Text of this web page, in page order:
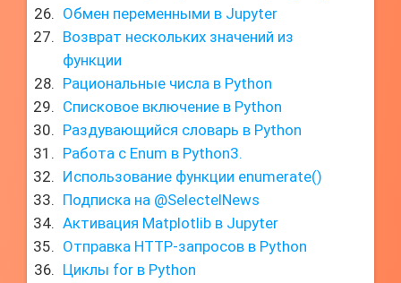
Обмен переменными в Jupyter
Возврат нескольких значений из
функции
Рациональные числа в Python
Списковое включение в Python
Раздувающийся словарь в Python
Работа с Enum в Python3.
Использование функции enumerate()
Подписка на @SelectelNews
Активация Matplotlib в Jupyter
Отправка HTTP-запросов в Python
Циклы for в Python